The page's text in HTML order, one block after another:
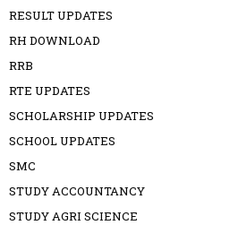
RESULT UPDATES
RH DOWNLOAD
RRB
RTE UPDATES
SCHOLARSHIP UPDATES
SCHOOL UPDATES
SMC
STUDY ACCOUNTANCY
STUDY AGRI SCIENCE